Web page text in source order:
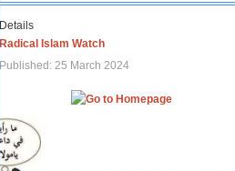
Details
Radical Islam Watch
Published: 25 March 2024